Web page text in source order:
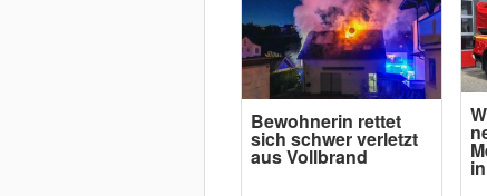
Bewohnerin rettet
sich schwer verletzt
aus Vollbrand